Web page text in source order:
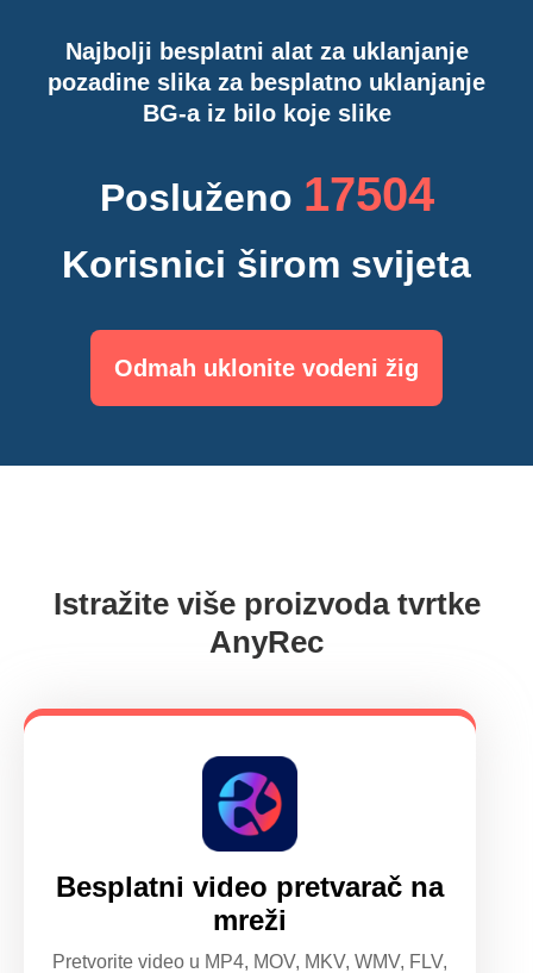
Najbolji besplatni alat za uklanjanje
pozadine slika za besplatno uklanjanje
BG-a iz bilo koje slike
Posluženo 17514
Korisnici širom svijeta
Odmah uklonite vodeni žig
Istražite više proizvoda tvrtke
AnyRec
Besplatni video pretvarač na
mreži
Pretvorite video u MP4, MOV, MKV, WMV, FLV,